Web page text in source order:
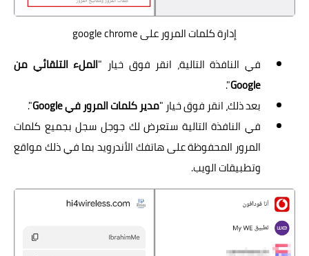
إدارة كلمات المرور على google chrome
في النافذة التالية، انقر فوق خيار "الملء التلقائي من
Google
".
بعد ذلك، انقر فوق خيار "مدير كلمات المرور في Google
".
في النافذة التالية ستعرض لك جوجل سجل بجميع كلمات
المرور المحفوظة على هاتفك الأندرويد بما في ذلك مواقع
وتطبيقات الويب.